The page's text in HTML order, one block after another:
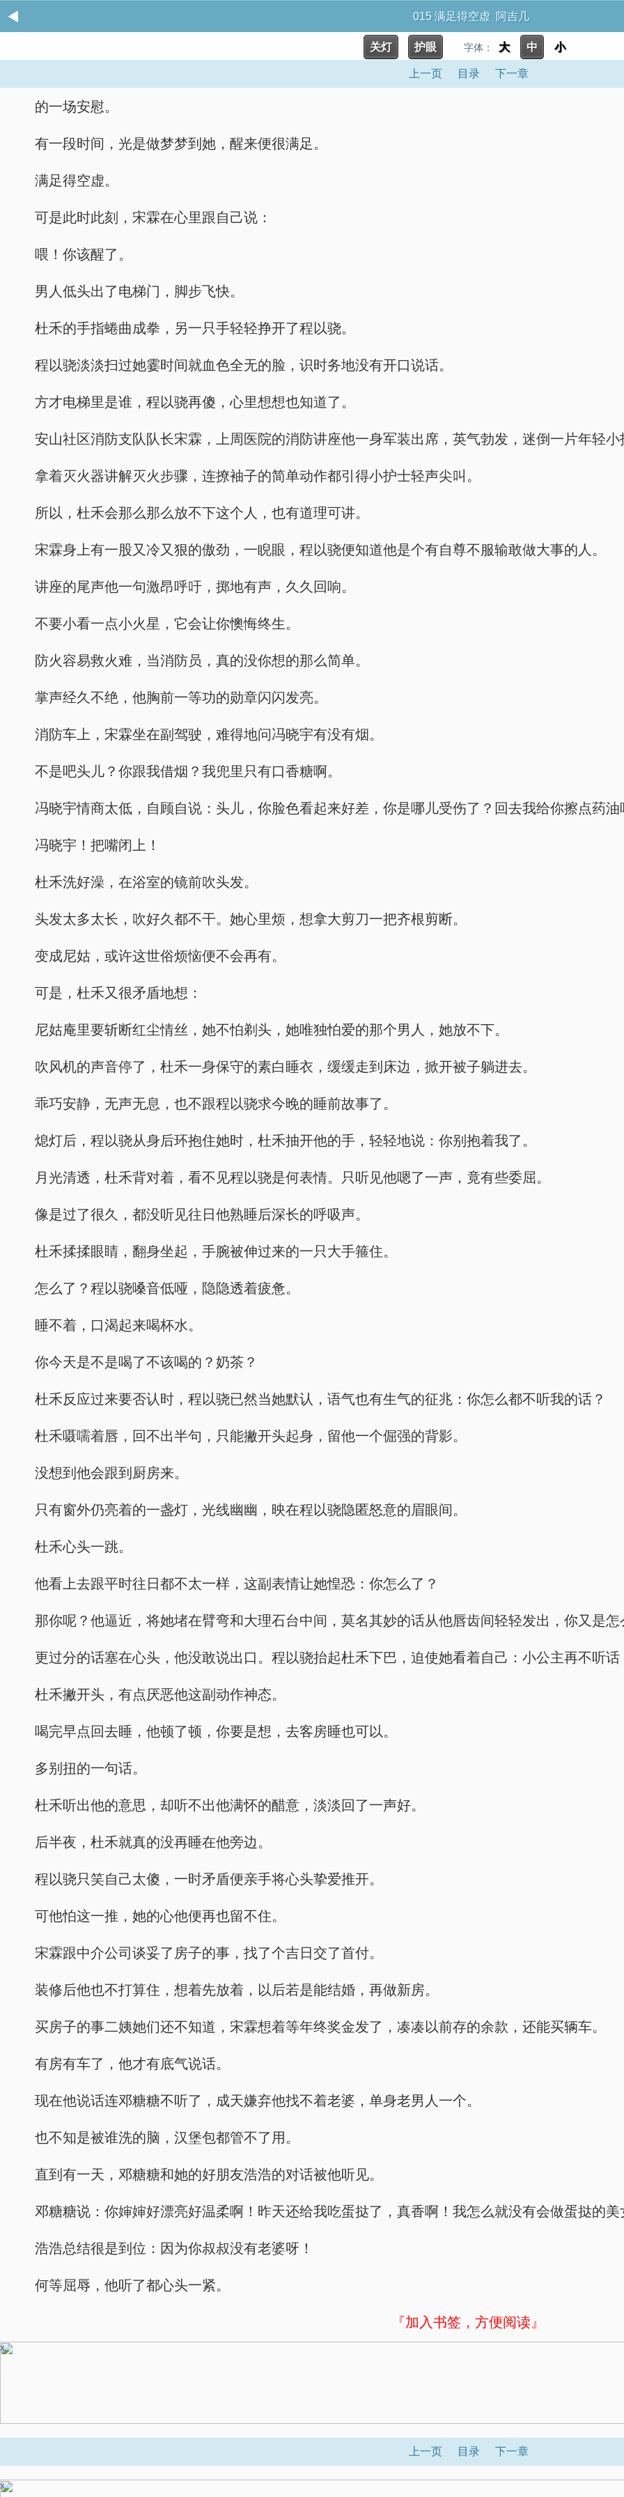
015 满足得空虚 阿吉几
关灯 护眼 字体： 大 中 小
上一页 目录 下一章
的一场安慰。
有一段时间，光是做梦梦到她，醒来便很满足。
满足得空虚。
可是此时此刻，宋霖在心里跟自己说：
喂！你该醒了。
男人低头出了电梯门，脚步飞快。
杜禾的手指蜷曲成拳，另一只手轻轻挣开了程以骁。
程以骁淡淡扫过她霎时间就血色全无的脸，识时务地没有开口说话。
方才电梯里是谁，程以骁再傻，心里想想也知道了。
安山社区消防支队队长宋霖，上周医院的消防讲座他一身军装出席，英气勃发，迷倒一片年轻小
拿着灭火器讲解灭火步骤，连撩袖子的简单动作都引得小护士轻声尖叫。
所以，杜禾会那么那么放不下这个人，也有道理可讲。
宋霖身上有一股又冷又狠的傲劲，一睨眼，程以骁便知道他是个有自尊不服输敢做大事的人。
讲座的尾声他一句激昂呼吁，掷地有声，久久回响。
不要小看一点小火星，它会让你懊悔终生。
防火容易救火难，当消防员，真的没你想的那么简单。
掌声经久不绝，他胸前一等功的勋章闪闪发亮。
消防车上，宋霖坐在副驾驶，难得地问冯晓宇有没有烟。
不是吧头儿？你跟我借烟？我兜里只有口香糖啊。
冯晓宇情商太低，自顾自说：头儿，你脸色看起来好差，你是哪儿受伤了？回去我给你擦点药油
冯晓宇！把嘴闭上！
杜禾洗好澡，在浴室的镜前吹头发。
头发太多太长，吹好久都不干。她心里烦，想拿大剪刀一把齐根剪断。
变成尼姑，或许这世俗烦恼便不会再有。
可是，杜禾又很矛盾地想：
尼姑庵里要斩断红尘情丝，她不怕剃头，她唯独怕爱的那个男人，她放不下。
吹风机的声音停了，杜禾一身保守的素白睡衣，缓缓走到床边，掀开被子躺进去。
乖巧安静，无声无息，也不跟程以骁求今晚的睡前故事了。
熄灯后，程以骁从身后环抱住她时，杜禾抽开他的手，轻轻地说：你别抱着我了。
月光清透，杜禾背对着，看不见程以骁是何表情。只听见他嗯了一声，竟有些委屈。
像是过了很久，都没听见往日他熟睡后深长的呼吸声。
杜禾揉揉眼睛，翻身坐起，手腕被伸过来的一只大手箍住。
怎么了？程以骁嗓音低哑，隐隐透着疲惫。
睡不着，口渴起来喝杯水。
你今天是不是喝了不该喝的？奶茶？
杜禾反应过来要否认时，程以骁已然当她默认，语气也有生气的征兆：你怎么都不听我的话？
杜禾嗫嚅着唇，回不出半句，只能撇开头起身，留他一个倔强的背影。
没想到他会跟到厨房来。
只有窗外仍亮着的一盏灯，光线幽幽，映在程以骁隐匿怒意的眉眼间。
杜禾心头一跳。
他看上去跟平时往日都不太一样，这副表情让她惶恐：你怎么了？
那你呢？他逼近，将她堵在臂弯和大理石台中间，莫名其妙的话从他唇齿间轻轻发出，你又是怎
更过分的话塞在心头，他没敢说出口。程以骁抬起杜禾下巴，迫使她看着自己：小公主再不听
杜禾撇开头，有点厌恶他这副动作神态。
喝完早点回去睡，他顿了顿，你要是想，去客房睡也可以。
多别扭的一句话。
杜禾听出他的意思，却听不出他满怀的醋意，淡淡回了一声好。
后半夜，杜禾就真的没再睡在他旁边。
程以骁只笑自己太傻，一时矛盾便亲手将心头挚爱推开。
可他怕这一推，她的心他便再也留不住。
宋霖跟中介公司谈妥了房子的事，找了个吉日交了首付。
装修后他也不打算住，想着先放着，以后若是能结婚，再做新房。
买房子的事二姨她们还不知道，宋霖想着等年终奖金发了，凑凑以前存的余款，还能买辆车。
有房有车了，他才有底气说话。
现在他说话连邓糖糖不听了，成天嫌弃他找不着老婆，单身老男人一个。
也不知是被谁洗的脑，汉堡包都管不了用。
直到有一天，邓糖糖和她的好朋友浩浩的对话被他听见。
邓糖糖说：你婶婶好漂亮好温柔啊！昨天还给我吃蛋挞了，真香啊！我怎么就没有会做蛋挞的美
浩浩总结很是到位：因为你叔叔没有老婆呀！
何等屈辱，他听了都心头一紧。
『加入书签，方便阅读』
x
上一页 目录 下一章
x